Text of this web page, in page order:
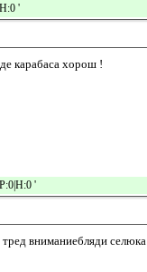
'
карабаса хорош !
'
вниманиебляди селюка